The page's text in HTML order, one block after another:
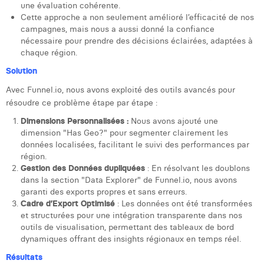
Manon Houppertz
Margaux Marien
Margaux Snakkers
Mathias Segers
Matthias Langenaeker
Ninon Chevalier
Olivia Lohest
Pieter Maesmans
Sebastiaan Reeskamp
Sven Bosschem
Thomas Kurevic
une évaluation cohérente.
Cette approche a non seulement amélioré l’efficacité de nos
campagnes, mais nous a aussi donné la confiance
nécessaire pour prendre des décisions éclairées, adaptées à
chaque région.
Solution
Avec Funnel.io, nous avons exploité des outils avancés pour
résoudre ce problème étape par étape :
Dimensions Personnalisées : Nous avons ajouté une
dimension "Has Geo?" pour segmenter clairement les
données localisées, facilitant le suivi des performances par
région.
Gestion des Données dupliquées : En résolvant les doublons
dans la section "Data Explorer" de Funnel.io, nous avons
garanti des exports propres et sans erreurs.
Cadre d’Export Optimisé : Les données ont été transformées
et structurées pour une intégration transparente dans nos
outils de visualisation, permettant des tableaux de bord
dynamiques offrant des insights régionaux en temps réel.
Résultats